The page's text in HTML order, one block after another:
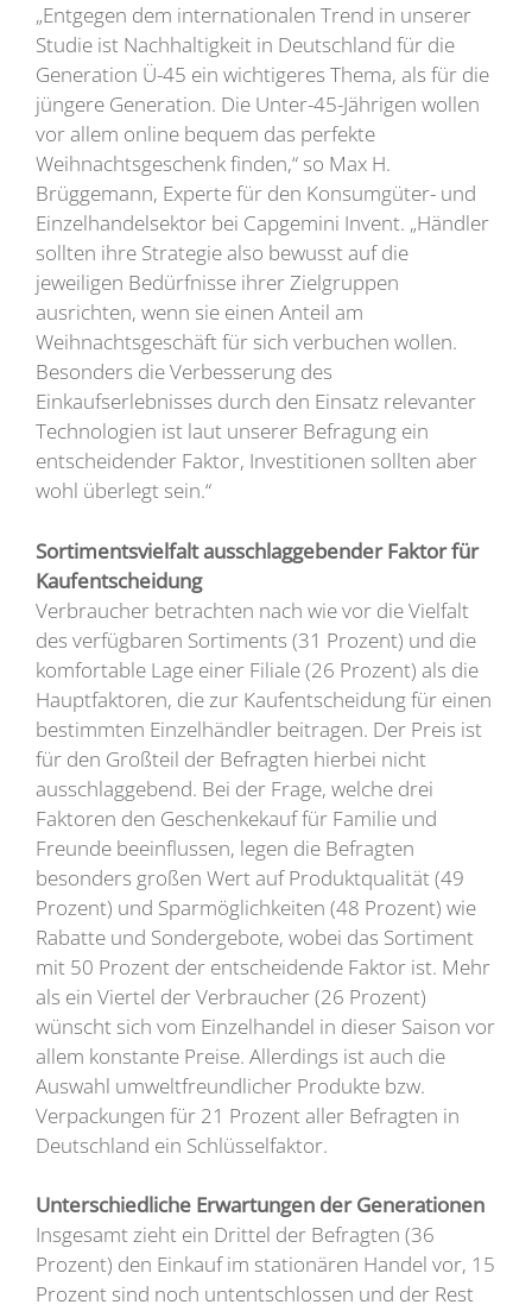
„Entgegen dem internationalen Trend in unserer
Studie ist Nachhaltigkeit in Deutschland für die
Generation Ü-45 ein wichtigeres Thema, als für die
jüngere Generation. Die Unter-45-Jährigen wollen
vor allem online bequem das perfekte
Weihnachtsgeschenk finden,“ so Max H.
Brüggemann, Experte für den Konsumgüter- und
Einzelhandelsektor bei Capgemini Invent. „Händler
sollten ihre Strategie also bewusst auf die
jeweiligen Bedürfnisse ihrer Zielgruppen
ausrichten, wenn sie einen Anteil am
Weihnachtsgeschäft für sich verbuchen wollen.
Besonders die Verbesserung des
Einkaufserlebnisses durch den Einsatz relevanter
Technologien ist laut unserer Befragung ein
entscheidender Faktor, Investitionen sollten aber
wohl überlegt sein.“
Sortimentsvielfalt ausschlaggebender Faktor für
Kaufentscheidung
Verbraucher betrachten nach wie vor die Vielfalt
des verfügbaren Sortiments (31 Prozent) und die
komfortable Lage einer Filiale (26 Prozent) als die
Hauptfaktoren, die zur Kaufentscheidung für einen
bestimmten Einzelhändler beitragen. Der Preis ist
für den Großteil der Befragten hierbei nicht
ausschlaggebend. Bei der Frage, welche drei
Faktoren den Geschenkekauf für Familie und
Freunde beeinflussen, legen die Befragten
besonders großen Wert auf Produktqualität (49
Prozent) und Sparmöglichkeiten (48 Prozent) wie
Rabatte und Sondergebote, wobei das Sortiment
mit 50 Prozent der entscheidende Faktor ist. Mehr
als ein Viertel der Verbraucher (26 Prozent)
wünscht sich vom Einzelhandel in dieser Saison vor
allem konstante Preise. Allerdings ist auch die
Auswahl umweltfreundlicher Produkte bzw.
Verpackungen für 21 Prozent aller Befragten in
Deutschland ein Schlüsselfaktor.
Unterschiedliche Erwartungen der Generationen
Insgesamt zieht ein Drittel der Befragten (36
Prozent) den Einkauf im stationären Handel vor, 15
Prozent sind noch untentschlossen und der Rest